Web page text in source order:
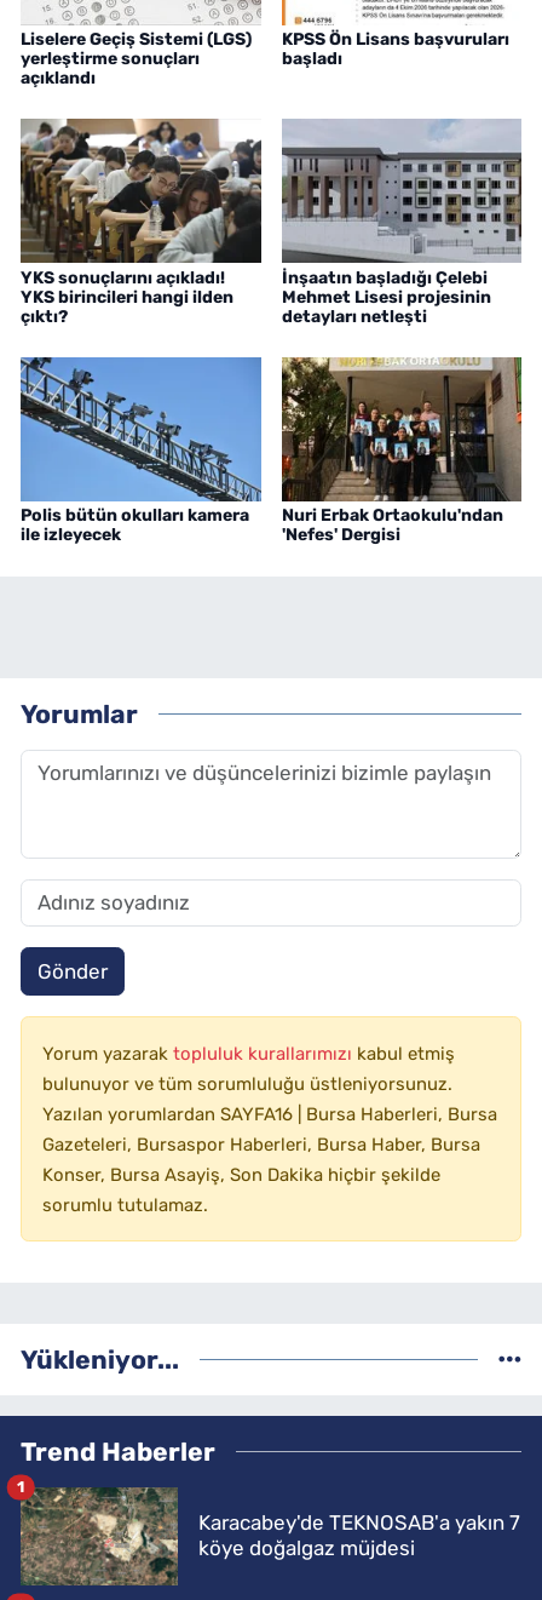
Liselere Geçiş Sistemi (LGS)
yerleştirme sonuçları
açıklandı
KPSS Ön Lisans başvuruları
başladı
YKS sonuçlarını açıkladı!
YKS birincileri hangi ilden
çıktı?
İnşaatın başladığı Çelebi
Mehmet Lisesi projesinin
detayları netleşti
Polis bütün okulları kamera
ile izleyecek
Nuri Erbak Ortaokulu'ndan
'Nefes' Dergisi
Yorumlar
Gönder
Yorum yazarak topluluk kurallarımızı kabul etmiş
bulunuyor ve tüm sorumluluğu üstleniyorsunuz.
Yazılan yorumlardan SAYFA16 | Bursa Haberleri, Bursa
Gazeteleri, Bursaspor Haberleri, Bursa Haber, Bursa
Konser, Bursa Asayiş, Son Dakika hiçbir şekilde
sorumlu tutulamaz.
Yükleniyor...
Trend Haberler
Karacabey'de TEKNOSAB'a yakın 7
köye doğalgaz müjdesi
1